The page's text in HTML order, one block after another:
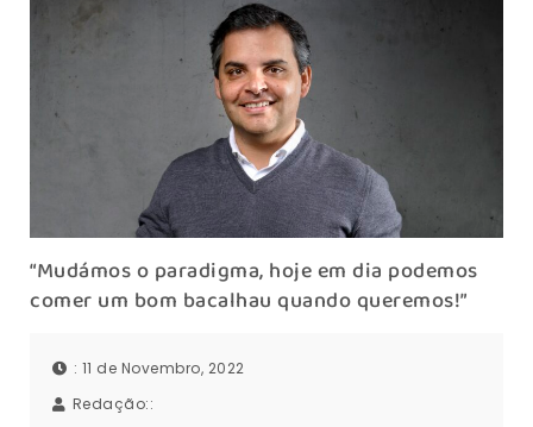
“Mudámos o paradigma, hoje em dia podemos
comer um bom bacalhau quando queremos!”
: 11 de Novembro, 2022
Redação::